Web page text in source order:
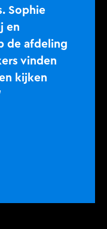
Sophie
en
de afdeling
vinden
kijken